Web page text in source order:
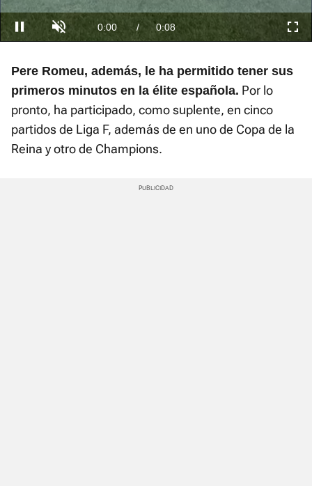
Pausa Unmute Current
0:00 / Duration
0:08
Loaded
:
0.00%
Pere Romeu, además, le ha permitido tener sus
primeros minutos en la élite española. Por lo
pronto, ha participado, como suplente, en cinco
partidos de Liga F, además de en uno de Copa de la
Reina y otro de Champions.